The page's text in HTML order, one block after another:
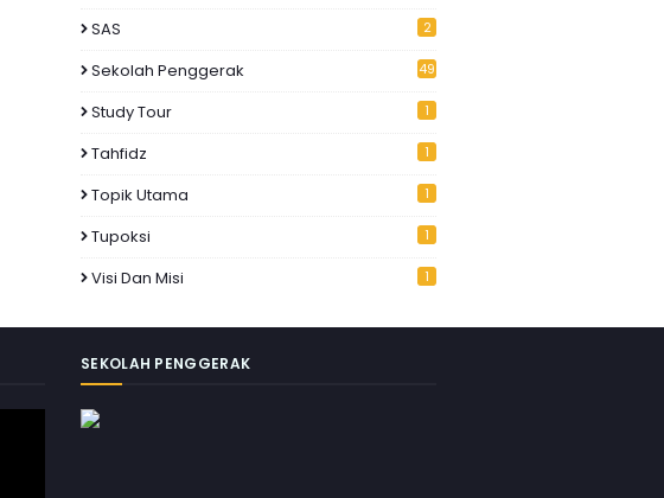
SAS 2
Sekolah Penggerak 49
Study Tour 1
Tahfidz 1
Topik Utama 1
Tupoksi 1
Visi Dan Misi 1
SEKOLAH PENGGERAK